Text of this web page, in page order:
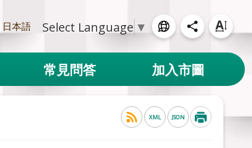
日本語 Select Language ▼
常見問答 加入市圖
XML JSON